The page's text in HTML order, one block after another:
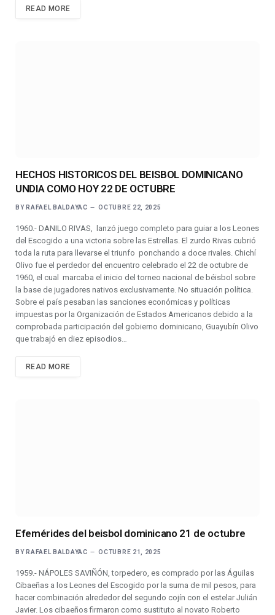
READ MORE
HECHOS HISTORICOS DEL BEISBOL DOMINICANO
UNDIA COMO HOY 22 DE OCTUBRE
BY RAFAEL BALDAYAC OCTUBRE 22, 2025
1960.- DANILO RIVAS, lanzó juego completo para guiar a los Leones
del Escogido a una victoria sobre las Estrellas. El zurdo Rivas cubrió
toda la ruta para llevarse el triunfo ponchando a doce rivales. Chichí
Olivo fue el perdedor del encuentro celebrado el 22 de octubre de
1960, el cual marcaba el inicio del torneo nacional de béisbol sobre
la base de jugadores nativos exclusivamente. No situación política.
Sobre el país pesaban las sanciones económicas y políticas
impuestas por la Organización de Estados Americanos debido a la
comprobada participación del gobierno dominicano, Guayubín Olivo
que trabajó en diez episodios…
READ MORE
Efemérides del beisbol dominicano 21 de octubre
BY RAFAEL BALDAYAC OCTUBRE 21, 2025
1959.- NÁPOLES SAVIÑÓN, torpedero, es comprado por las Águilas
Cibaeñas a los Leones del Escogido por la suma de mil pesos, para
hacer combinación alrededor del segundo cojín con el estelar Julián
Javier. Los cibaeños firmaron como sustituto al novato Roberto